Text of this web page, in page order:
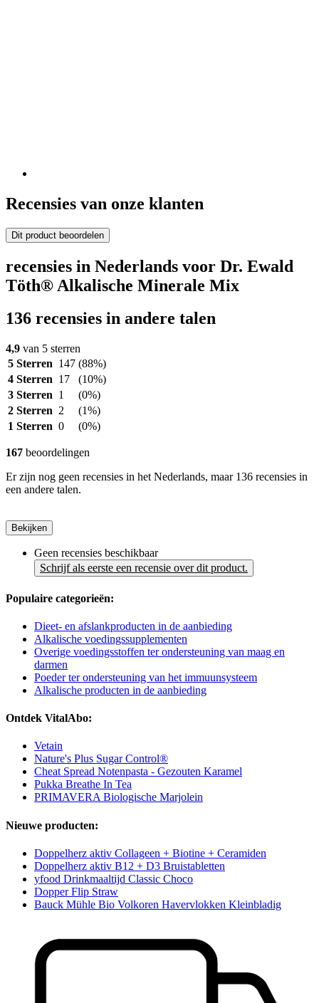
Recensies van onze klanten
Dit product beoordelen
recensies in Nederlands voor Dr. Ewald
Töth® Alkalische Minerale Mix
136 recensies in andere talen
4,9 van 5 sterren
5 Sterren 147 (88%)
4 Sterren 17
(10%)
3 Sterren 1
(0%)
2 Sterren 2
(1%)
1 Sterren 0 (0%)
167 beoordelingen
Er zijn nog geen recensies in het Nederlands, maar 136 recensies in
een andere talen.
Bekijken
Geen recensies beschikbaar
Schrijf als eerste een recensie over dit product.
Populaire categorieën:
Dieet- en afslankproducten in de aanbieding
Alkalische voedingssupplementen
Overige voedingsstoffen ter ondersteuning van maag en
darmen
Poeder ter ondersteuning van het immuunsysteem
Alkalische producten in de aanbieding
Ontdek VitalAbo:
Vetain
Nature's Plus Sugar Control®
Cheat Spread Notenpasta - Gezouten Karamel
Pukka Breathe In Tea
PRIMAVERA Biologische Marjolein
Nieuwe producten:
Doppelherz aktiv Collageen + Biotine + Ceramiden
Doppelherz aktiv B12 + D3 Bruistabletten
yfood Drinkmaaltijd Classic Choco
Dopper Flip Straw
Bauck Mühle Bio Volkoren Havervlokken Kleinbladig